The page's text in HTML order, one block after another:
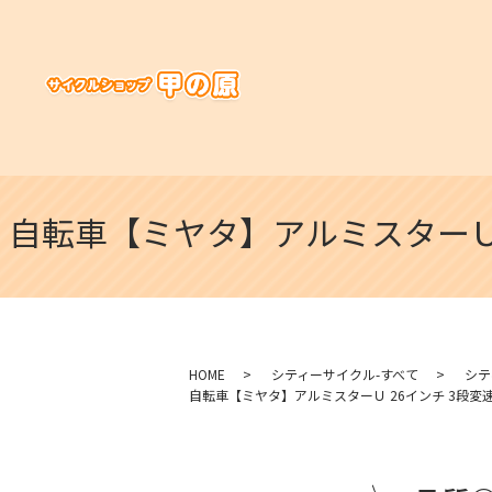
自転車【ミヤタ】アルミスター
HOME シティーサイクル-すべて
シ
自転車【ミヤタ】アルミスターＵ 26インチ 3段